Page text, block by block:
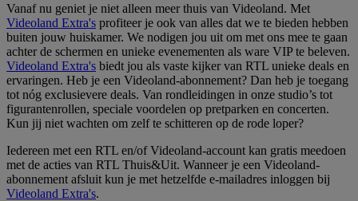
Vanaf nu geniet je niet alleen meer thuis van Videoland. Met
Videoland Extra's profiteer je ook van alles dat we te bieden hebben
buiten jouw huiskamer. We nodigen jou uit om met ons mee te gaan
achter de schermen en unieke evenementen als ware VIP te beleven.
Videoland Extra's biedt jou als vaste kijker van RTL unieke deals en
ervaringen. Heb je een Videoland-abonnement? Dan heb je toegang
tot nóg exclusievere deals. Van rondleidingen in onze studio’s tot
figurantenrollen, speciale voordelen op pretparken en concerten.
Kun jij niet wachten om zelf te schitteren op de rode loper?
Iedereen met een RTL en/of Videoland-account kan gratis meedoen
met de acties van RTL Thuis&Uit. Wanneer je een Videoland-
abonnement afsluit kun je met hetzelfde e-mailadres inloggen bij
Videoland Extra's.